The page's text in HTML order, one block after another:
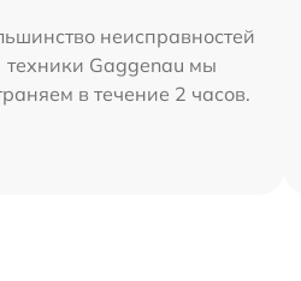
неисправностей
техники Gaggenau мы
в течение 2 часов.